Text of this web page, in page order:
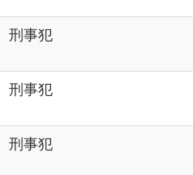
刑事犯
刑事犯
刑事犯